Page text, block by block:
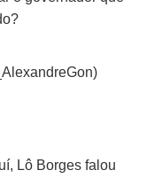
Lô Borges falou